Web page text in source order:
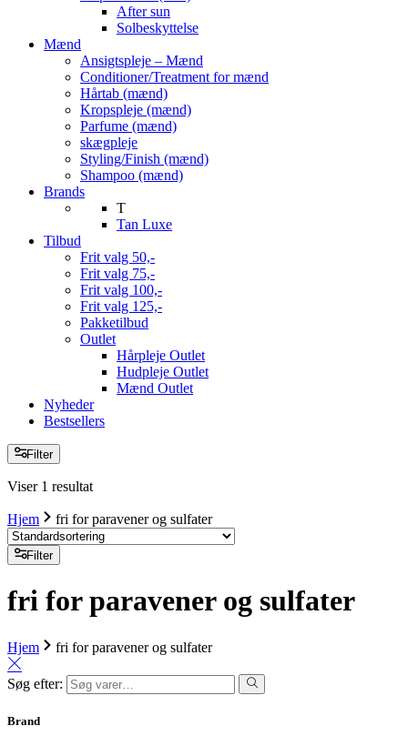
After sun
Solbeskyttelse
Mænd
Ansigtspleje – Mænd
Conditioner/Treatment for mænd
Hårtab (mænd)
Kropspleje (mænd)
Parfume (mænd)
skægpleje
Styling/Finish (mænd)
Shampoo (mænd)
Brands
T
Tan Luxe
Tilbud
Frit valg 50,-
Frit valg 75,-
Frit valg 100,-
Frit valg 125,-
Pakketilbud
Outlet
Hårpleje Outlet
Hudpleje Outlet
Mænd Outlet
Nyheder
Bestsellers
Filter
Viser 1 resultat
Hjem fri for paravener og sulfater
Filter
fri for paravener og sulfater
Hjem fri for paravener og sulfater
Søg efter:
Brand